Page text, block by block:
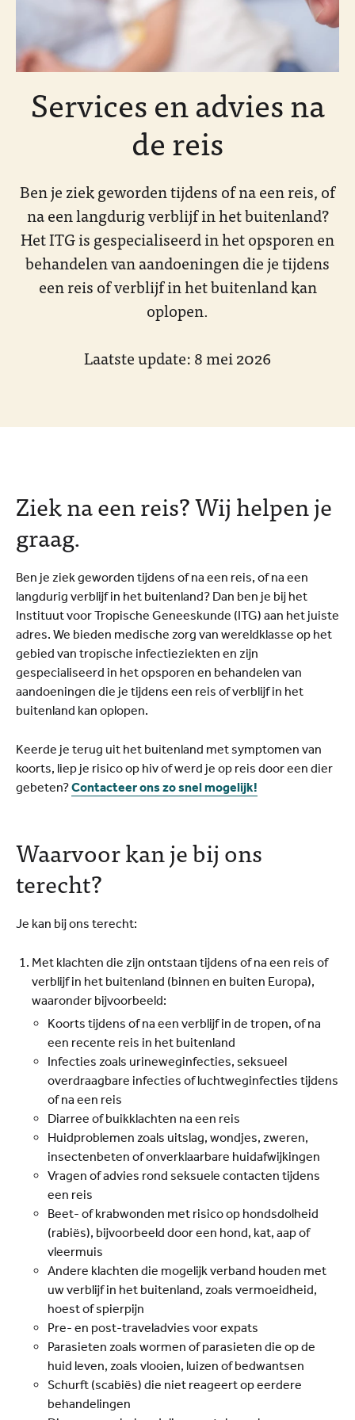
Services en advies na
de reis
Ben je ziek geworden tijdens of na een reis, of
na een langdurig verblijf in het buitenland?
Het ITG is gespecialiseerd in het opsporen en
behandelen van aandoeningen die je tijdens
een reis of verblijf in het buitenland kan
oplopen.
Laatste update: 8 mei 2026
Ziek na een reis? Wij helpen je
graag.
Ben je ziek geworden tijdens of na een reis, of na een
langdurig verblijf in het buitenland? Dan ben je bij het
Instituut voor Tropische Geneeskunde (ITG) aan het juiste
adres. We bieden medische zorg van wereldklasse op het
gebied van tropische infectieziekten en zijn
gespecialiseerd in het opsporen en behandelen van
aandoeningen die je tijdens een reis of verblijf in het
buitenland kan oplopen.
Keerde je terug uit het buitenland met symptomen van
koorts, liep je risico op hiv of werd je op reis door een dier
gebeten?Contacteer ons zo snel mogelijk!
Waarvoor kan je bij ons
terecht?
Je kan bij ons terecht:
Met klachten die zijn ontstaan tijdens of na een reis of
verblijf in het buitenland (binnen en buiten Europa),
waaronder bijvoorbeeld:
Koorts tijdens of na een verblijf in de tropen, of na
een recente reis in het buitenland
Infecties zoals urineweginfecties, seksueel
overdraagbare infecties of luchtweginfecties tijdens
of na een reis
Diarree of buikklachten na een reis
Huidproblemen zoals uitslag, wondjes, zweren,
insectenbeten of onverklaarbare huidafwijkingen
Vragen of advies rond seksuele contacten tijdens
een reis
Beet- of krabwonden met risico op hondsdolheid
(rabiës), bijvoorbeeld door een hond, kat, aap of
vleermuis
Andere klachten die mogelijk verband houden met
uw verblijf in het buitenland, zoals vermoeidheid,
hoest of spierpijn
Pre- en post-traveladvies voor expats
Parasieten zoals wormen of parasieten die op de
huid leven, zoals vlooien, luizen of bedwantsen
Schurft (scabiës) die niet reageert op eerdere
behandelingen